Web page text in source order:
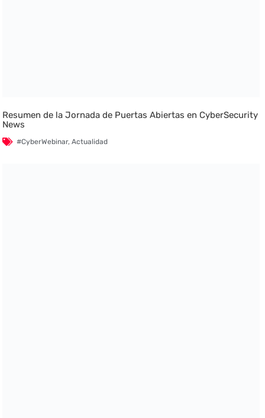
Resumen de la Jornada de Puertas Abiertas en CyberSecurity
News
#CyberWebinar,Actualidad